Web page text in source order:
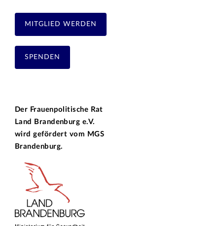
MITGLIED WERDEN
SPENDEN
Der Frauenpolitische Rat
Land Brandenburg e.V.
wird gefördert vom MGS
Brandenburg.